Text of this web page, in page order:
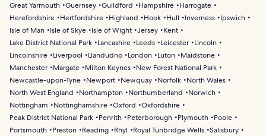
Great Yarmouth Guernsey Guildford Hampshire
Harrogate
Herefordshire
Hertfordshire Highland Hook Hull Inverness
Ipswich
Isle of Man
Isle of Skye Isle of Wight Jersey
Kent
Lake District National Park
Lancashire Leeds Leicester
Lincoln
Lincolnshire
Liverpool Llandudno London Luton
Maidstone
Manchester
Margate Milton Keynes
New Forest National Park
Newcastle-upon-Tyne
Newport Newquay Norfolk
North Wales
North West England
Northampton Northumberland
Norwich
Nottingham
Nottinghamshire Oxford
Oxfordshire
Peak District National Park
Penrith Peterborough Plymouth
Poole
Portsmouth
Preston Reading Rhyl Royal Tunbridge Wells Salisbury